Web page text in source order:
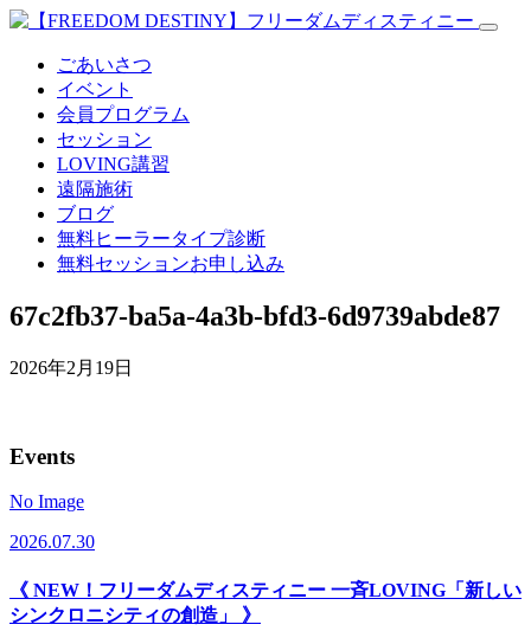
ごあいさつ
イベント
会員プログラム
セッション
LOVING講習
遠隔施術
ブログ
無料ヒーラータイプ診断
無料セッションお申し込み
67c2fb37-ba5a-4a3b-bfd3-6d9739abde87
2026年2月19日
Events
No Image
2026.07.30
《 NEW！フリーダムディスティニー 一斉LOVING「新しい
シンクロニシティの創造」 》